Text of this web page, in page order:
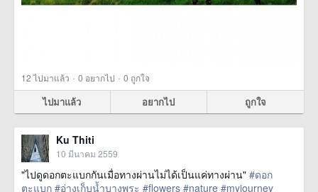
12ไปมาแล้ว · 0 อยากไป · 0 ถูกใจ
ไปมาแล้ว อยากไป ถูกใจ
Ku Thiti
10 มีนาคม 2559
"ไปดูดอกตะแบกกันเมื่อทางผ่านไม่ได้เป็นแค่ทางผ่าน" #ดอก
ตะแบก #อ่างเก็บน้ำบางพระ #flowers #nature #myjourney